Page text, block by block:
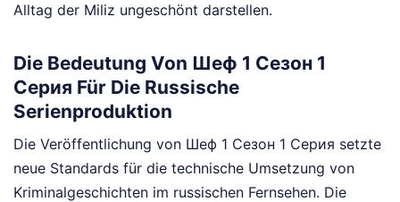
Alltag der Miliz ungeschönt darstellen.
Die Bedeutung Von Шеф 1 Сезон 1
Серия Für Die Russische
Serienproduktion
Die Veröffentlichung von Шеф 1 Сезон 1 Серия setzte
neue Standards für die technische Umsetzung von
Kriminalgeschichten im russischen Fernsehen. Die